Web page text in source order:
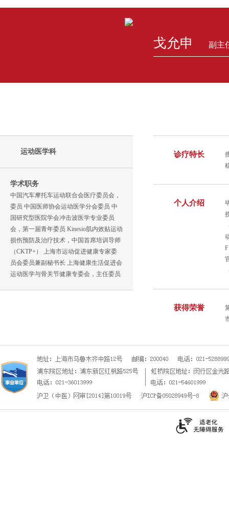
运动医学科
学术职务
中国汽车摩托车运动联合会医疗委员会，
委员 中国医师协会运动医学分会委员 中
国研究型医院学会冲击波医学专业委员
会，第一届青年委员 Kinesio肌内效贴运动
损伤预防及治疗技术，中国首席培训导师
（CKTP+） 上海市运动促进健康专家委
员会委员兼副秘书长 上海健康生活促进会
运动医学与骨关节健康专委会，主任委员
戈允申 副主
诊疗特长
个人介绍
获得荣誉